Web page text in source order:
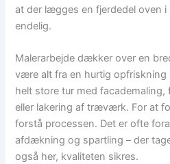
at der lægges en fjerdedel oven
endelig.
Malerarbejde dækker over en
være alt fra en hurtig opfriskning
helt store tur med
eller lakering af træværk. For at
forstå processen. Det er ofte
afdækning og spartling – der
også her, kvaliteten sikres.